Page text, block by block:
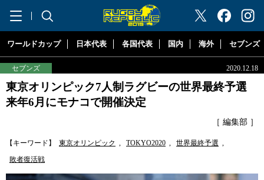
"ラグビーリパブリック"
ワールドカップ 日本代表 各国代表 国内 海外 セブンズ
セブンズ 2020.12.18
東京オリンピック7人制ラグビーの世界最終予選
来年6月にモナコで開催決定
［ 編集部 ］
【キーワード】 東京オリンピック , TOKYO2020 , 世界最終予選 ,
敗者復活戦